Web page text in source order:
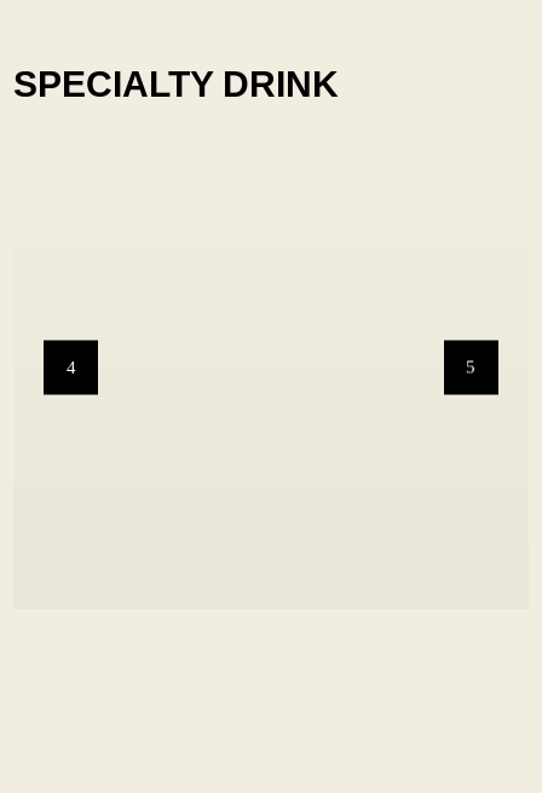
SPECIALTY DRINK